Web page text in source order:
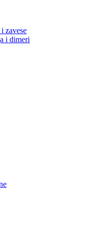
zavese
i dimeri